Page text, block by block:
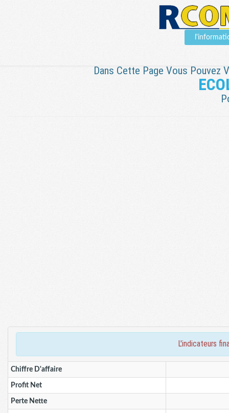
Dans Cette Page Vous Pouvez
l'indicateurs
Chiffre D'affaire
Profit Net
Perte Nette